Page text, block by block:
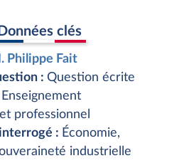
Données clés
Philippe Fait
: Question écrite
Enseignement
professionnel
: Économie,
industrielle